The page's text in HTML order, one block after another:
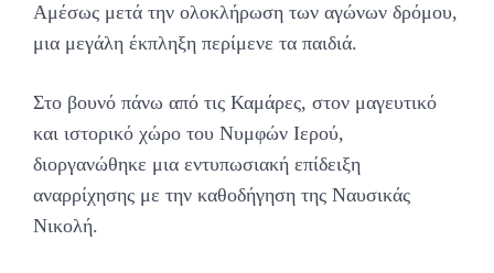
Αμέσως μετά την ολοκλήρωση των αγώνων δρόμου,
μια μεγάλη έκπληξη περίμενε τα παιδιά.
Στο βουνό πάνω από τις Καμάρες, στον μαγευτικό
και ιστορικό χώρο του Νυμφών Ιερού,
διοργανώθηκε μια εντυπωσιακή επίδειξη
αναρρίχησης με την καθοδήγηση της Ναυσικάς
Νικολή.